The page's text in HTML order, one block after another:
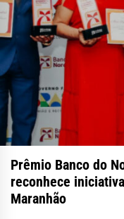
Prêmio Banco do
reconhece
Maranhão